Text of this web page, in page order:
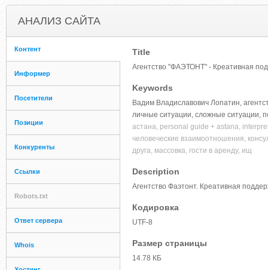
АНАЛИЗ САЙТА
Контент
Информер
Посетители
Позиции
Конкуренты
Ссылки
Robots.txt
Ответ сервера
Whois
Title
Агентство "ФАЭТОНТ" - Креативная
Keywords
Вадим Владиславович Лопатин,
личные ситуации, сложные ситуации,
астана, personal guide + astana,
человеческие взаимоотношения,
друга, массовка, гости в аренду, ищ
Description
Агентство Фаэтонт. Креативная
Кодировка
UTF-8
Размер страницы
14.78 КБ